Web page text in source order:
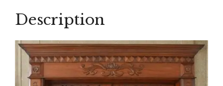
quantity
Description